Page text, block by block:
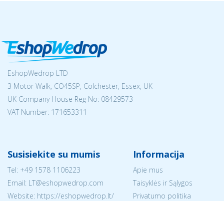
EshopWedrop LTD
3 Motor Walk, CO45SP, Colchester, Essex, UK
UK Company House Reg No: 08429573
VAT Number: 171653311
Susisiekite su mumis
Tel: +49 1578 1106223
Email: LT@eshopwedrop.com
Website: https://eshopwedrop.lt/
Informacija
Apie mus
Taisyklės ir Sąlygos
Privatumo politika